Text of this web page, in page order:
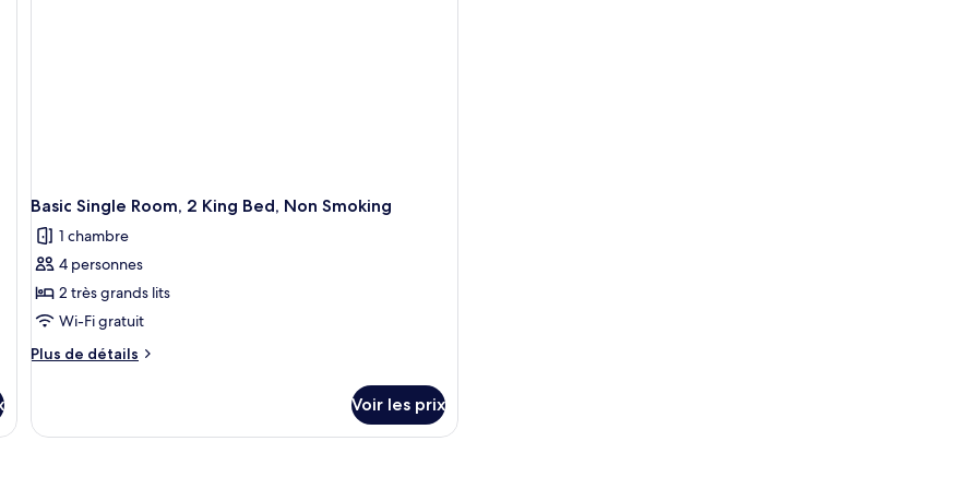
Basic Single Room, 2 King Bed, Non Smoking
1 chambre
4 personnes
2 très grands lits
Wi-Fi gratuit
Plus de détails
Plus
le
Voir les prix